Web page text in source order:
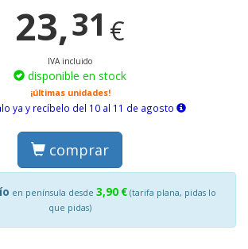
23,31 €
IVA incluido
disponible en stock
¡últimas unidades!
ya y recíbelo del 10 al 11 de agosto
comprar
en península desde 3,90 € (tarifa plana, pidas lo
que pidas)